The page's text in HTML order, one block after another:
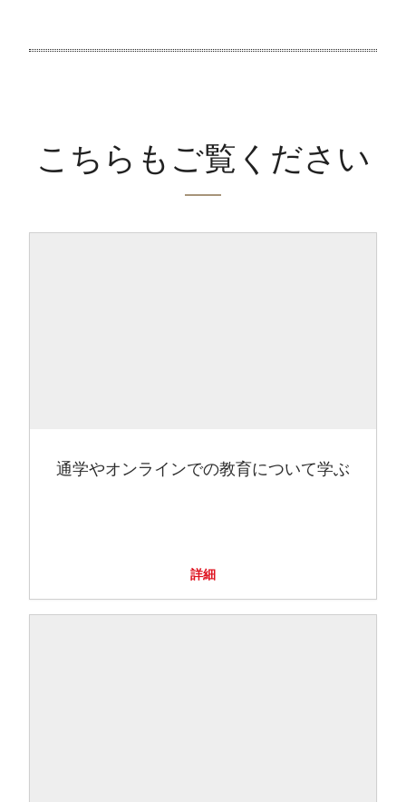
こちらもご覧ください
通学やオンラインでの教育について学ぶ
詳細